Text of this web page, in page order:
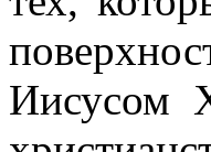
Иисусом